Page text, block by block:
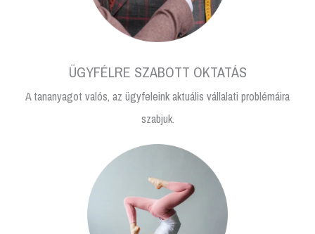
ÜGYFÉLRE SZABOTT OKTATÁS
A tananyagot valós, az ügyfeleink aktuális vállalati problémáira
szabjuk.